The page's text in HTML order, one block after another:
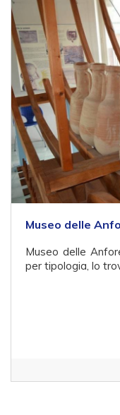
Museo delle
Museo delle
per tipologia, lo